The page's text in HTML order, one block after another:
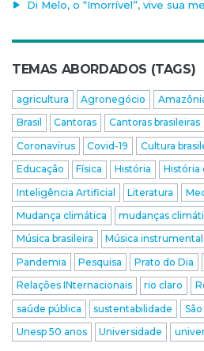
Di Melo, o “Imorrível”, vive sua
TEMAS ABORDADOS (TAGS)
agricultura Agronegócio
Brasil
Cantoras Cantoras brasileiras
Coronavírus
Covid-19 Cultura
Educação
Física História
História
Inteligência Artificial
Literatura
Mudança climática
mudanças
Música brasileira
Música instrumental
Pandemia
Pesquisa Prato do Dia
Relações INternacionais
rio claro
saúde pública
sustentabilidade
Unesp 50 anos
Universidade